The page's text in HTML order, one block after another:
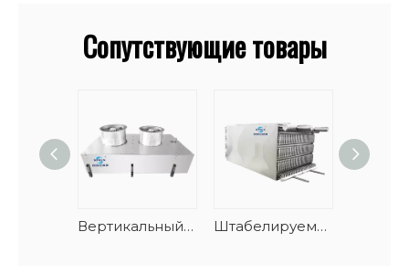
Сопутствующие товары
Вертикальный спиральный туннельный испаритель для морепродуктов с автоматическим размораживанием Штабелируемый спиральный испаритель морозильной камеры из нержавеющей стали и AlMg